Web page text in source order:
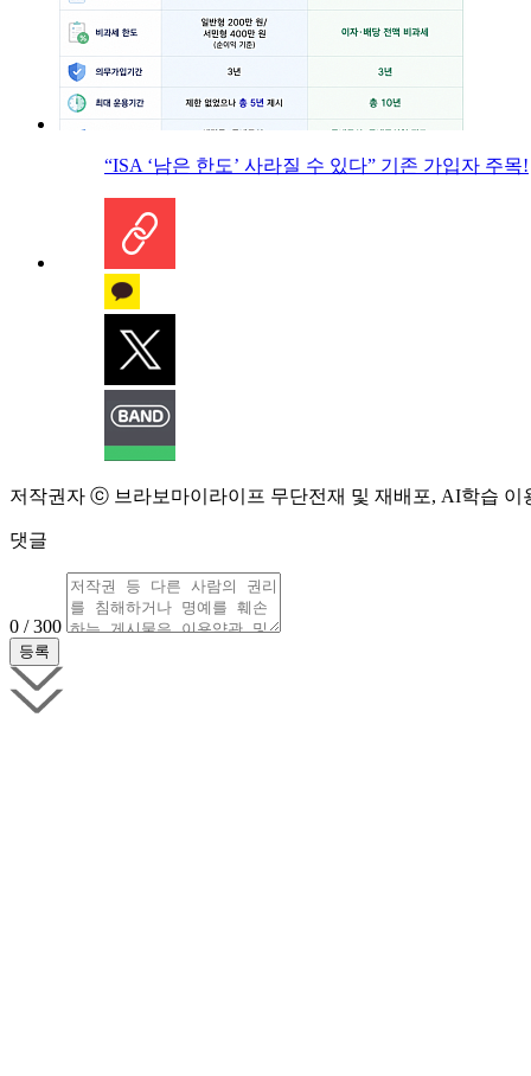
“ISA ‘남은 한도’ 사라질 수 있다” 기존 가입자 주목!
저작권자 ⓒ 브라보마이라이프 무단전재 및 재배포, AI학습 이
댓글
0 / 300